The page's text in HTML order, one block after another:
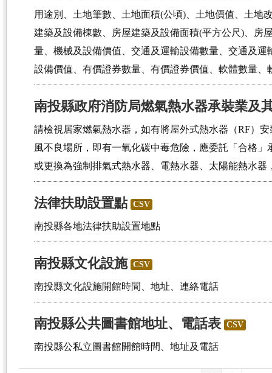
用途別、土地筆數、土地面積(公頃)、土地價值、土地
建築及設備棟數、房屋建築及設備面積(平方公尺)、房
量、機械及設備價值、交通及運輸設備數量、交通及
設備價值、有價證券數量、有價證券價值、軟體數量、
南投縣政府消防局燃氣熱水器承裝業及
請檢視居家燃氣熱水器，如有將屋外式熱水器（RF）
風不良場所，即有一氧化碳中毒危險，應委託「合格
或更換為強制排氣式熱水器、電熱水器、太陽能熱水器
法律扶助設置點 CSV
南投縣各地法律扶助設置地點
南投縣文化設施 CSV
南投縣文化設施開館時間、地址、連絡電話
南投縣公共圖書館地址、電話表 CSV
南投縣公私立圖書館開館時間、地址及電話